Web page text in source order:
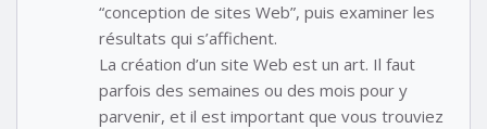
“conception de sites Web”, puis examiner les
résultats qui s’affichent.
La création d’un site Web est un art. Il faut
parfois des semaines ou des mois pour y
parvenir, et il est important que vous trouviez